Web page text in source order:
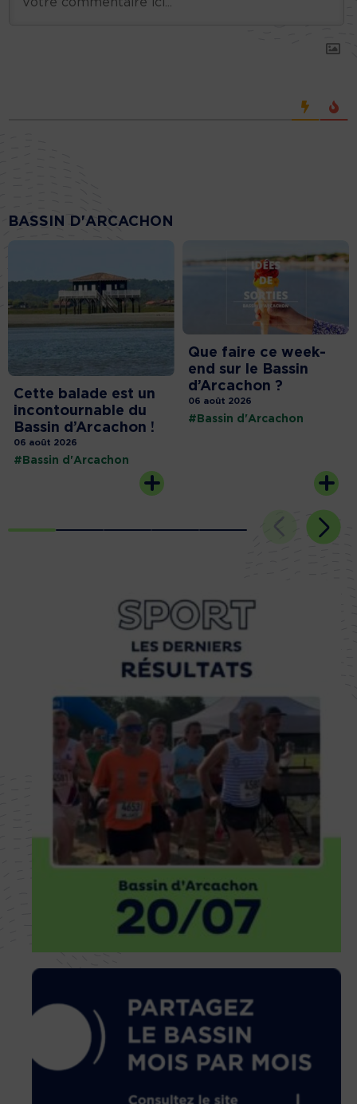
BASSIN D'ARCACHON
Cette balade est un
incontournable du
Bassin d’Arcachon !
06 août 2026
#Bassin d'Arcachon
Que faire ce week-
end sur le Bassin
d’Arcachon ?
06 août 2026
#Bassin d'Arcachon